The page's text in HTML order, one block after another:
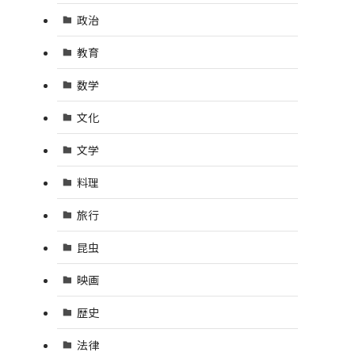
政治
教育
数学
文化
文学
料理
旅行
昆虫
映画
歴史
法律